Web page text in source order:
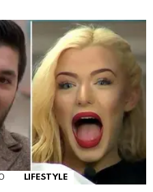
Comments
LIFESTYLE